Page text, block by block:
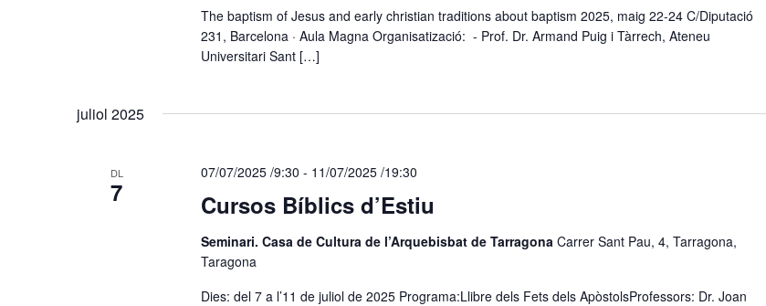
The baptism of Jesus and early christian traditions about baptism 2025, maig 22-24 C/Diputació
231, Barcelona · Aula Magna Organisatizació: ​- Prof. Dr. Armand Puig i Tàrrech, Ateneu
Universitari Sant […]
juliol 2025
DL
7 Cursos Bíblics d’Estiu
07/07/2025 /9:30 - 11/07/2025 /19:30
Seminari. Casa de Cultura de l’Arquebisbat de Tarragona Carrer Sant Pau, 4, Tarragona,
Taragona
Dies: del 7 a l’11 de juliol de 2025 Programa:Llibre dels Fets dels ApòstolsProfessors: Dr. Joan